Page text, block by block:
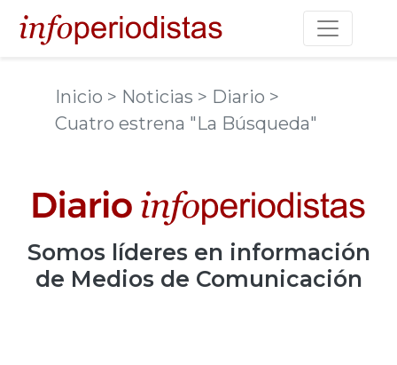
Toggle
Inicio > Noticias > Diario >
Cuatro estrena "La Búsqueda"
Somos líderes en información
de Medios de Comunicación